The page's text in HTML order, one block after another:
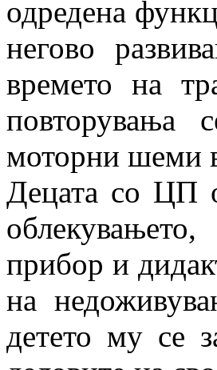
одредена
негово
времето на
повторувања
моторни шеми
Децата со ЦП
прибор и
на
детето му се